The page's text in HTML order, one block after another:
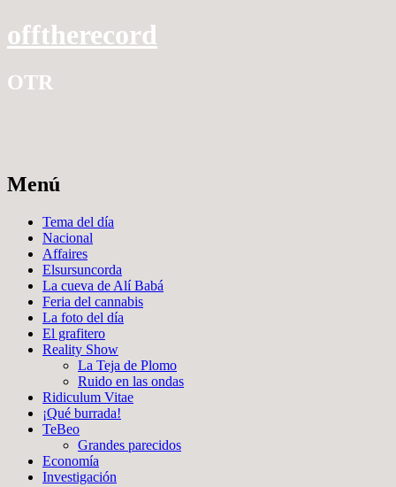
offtherecord
OTR
Menú
contenido
Tema del día
Nacional
Affaires
Elsursuncorda
La cueva de Alí Babá
Feria del cannabis
La foto del día
El grafitero
Reality Show
La Teja de Plomo
Ruido en las ondas
Ridiculum Vitae
¡Qué burrada!
TeBeo
Grandes parecidos
Economía
Investigación